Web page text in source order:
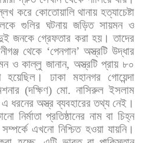
করে কোতোয়ালি থানায় হত্যাচেষ্টা
গুলির ঘটনায় জড়িত সায়মন ও
জনকে গ্রেফতার করা হয়। তাদের
থেকে ‘পেনগান’ অস্ত্রটি উদ্ধার
ও কাল্লু জানান, অস্ত্রটি প্রায় ৮০
হয়েছিল।ঢাকা মহানগর গোয়েন্দা
(দক্ষিণ)মো.নাসিরুল ইসলাম
এ ধরনের অস্ত্র ব্যবহারের তথ্য নেই।
নির্মাতা প্রতিষ্ঠানের নাম বা চিহ্ন
সম্পর্কে এখনো নিশ্চিত হওয়া যায়নি।